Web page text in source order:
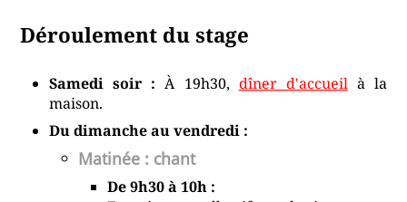
Déroulement du stage
Samedi soir : À 19h30, dîner d'accueilà la
maison.
Du dimanche au vendredi :
Matinée : chant
De 9h30 à 10h :